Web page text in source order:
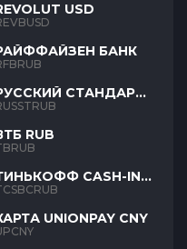
USD
БАНК
СТАНДАРТ
RUB
CASH-IN
UNIONPAY CNY